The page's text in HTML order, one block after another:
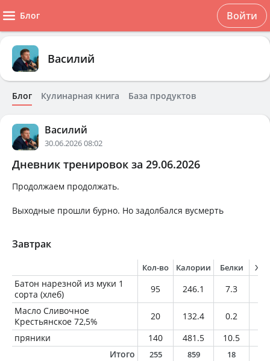
Блог Войти
Василий
Блог Кулинарная книга База продуктов
Василий
30.06.2026 08:02
Дневник тренировок за 29.06.2026
Продолжаем продолжать.
Выходные прошли бурно. Но задолбался вусмерть
Завтрак
Кол-во Калории Белки
Батон нарезной из муки 1
сорта (хлеб)
95 246.1 7.3
Масло Сливочное
Крестьянское 72,5%
20 132.4 0.2
пряники
140 481.5 10.5
Итого
255 859 18